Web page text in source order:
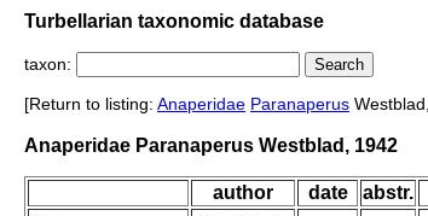
Turbellarian taxonomic database
taxon:
[Return to listing: Anaperidae Paranaperus
Anaperidae Paranaperus Westblad, 1942
author date abstr.